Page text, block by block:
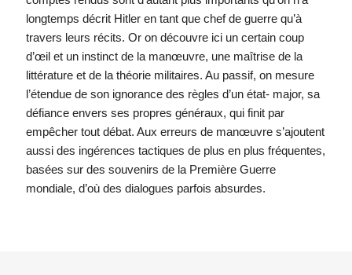
longtemps décrit Hitler en tant que chef de guerre qu’à
travers leurs récits. Or on découvre ici un certain coup
d’œil et un instinct de la manœuvre, une maîtrise de la
littérature et de la théorie militaires. Au passif, on mesure
l’étendue de son ignorance des règles d’un état- major, sa
défiance envers ses propres généraux, qui finit par
empêcher tout débat. Aux erreurs de manœuvre s’ajoutent
aussi des ingérences tactiques de plus en plus fréquentes,
basées sur des souvenirs de la Première Guerre
mondiale, d’où des dialogues parfois absurdes.